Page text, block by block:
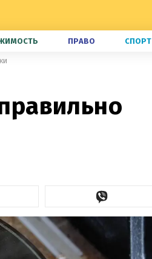
ПРАВО СПОРТ